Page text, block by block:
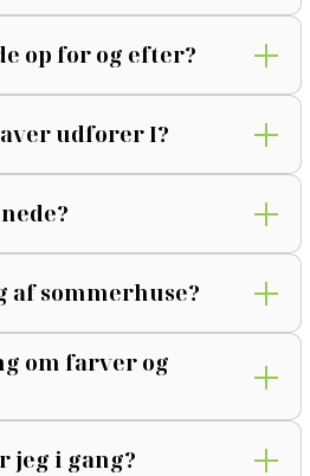
op før og efter?
udfører I?
sommerhuse?
om farver og
jeg i gang?